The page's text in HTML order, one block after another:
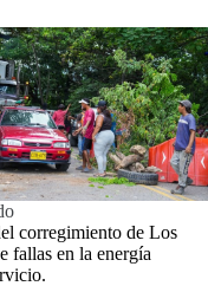
corregimiento de Los
fallas en la energía